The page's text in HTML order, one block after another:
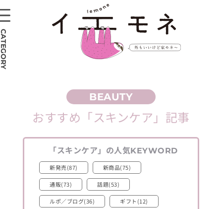
おすすめ 「スキンケア」 記事
「スキンケア」 の人気KEYWORD
新発売(87) 新商品(75)
通販(73) 話題(53)
ルポ／ブログ(36) ギフト(12)